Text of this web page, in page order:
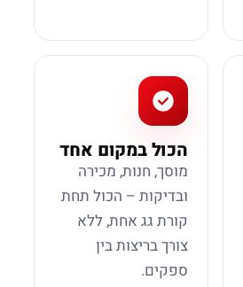
הכול במקום אחד
מוסך, חנות, מכירה
ובדיקות – הכול תחת
קורת גג אחת, ללא
צורך בריצות בין
ספקים.